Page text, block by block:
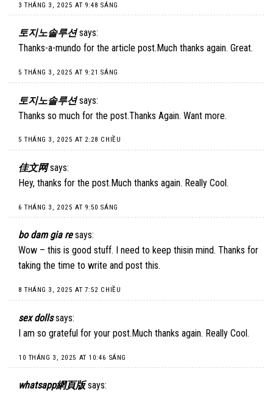
3 THÁNG 3, 2025 AT 9:48 SÁNG
토지노솔루션 says:
Thanks-a-mundo for the article post.Much thanks again. Great.
5 THÁNG 3, 2025 AT 9:21 SÁNG
토지노솔루션 says:
Thanks so much for the post.Thanks Again. Want more.
5 THÁNG 3, 2025 AT 2:28 CHIỀU
佳文网 says:
Hey, thanks for the post.Much thanks again. Really Cool.
6 THÁNG 3, 2025 AT 9:50 SÁNG
bo dam gia re says:
Wow – this is good stuff. I need to keep thisin mind. Thanks for
taking the time to write and post this.
8 THÁNG 3, 2025 AT 7:52 CHIỀU
sex dolls says:
I am so grateful for your post.Much thanks again. Really Cool.
10 THÁNG 3, 2025 AT 10:46 SÁNG
whatsapp網頁版 says: